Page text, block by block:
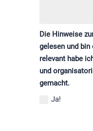
Die Hinweise
gelesen und bin
relevant habe
und
gemacht.
Ja!